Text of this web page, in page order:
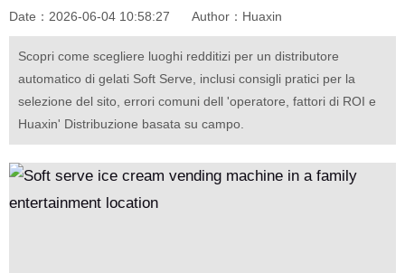
Date：2026-06-04 10:58:27 Author：Huaxin
Scopri come scegliere luoghi redditizi per un distributore
automatico di gelati Soft Serve, inclusi consigli pratici per la
selezione del sito, errori comuni dell 'operatore, fattori di ROI e
Huaxin' Distribuzione basata su campo.